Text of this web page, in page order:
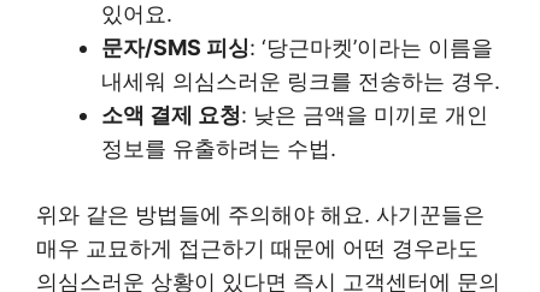
있어요.
문자/SMS 피싱: ‘당근마켓’이라는 이름을
내세워 의심스러운 링크를 전송하는 경우.
소액 결제 요청: 낮은 금액을 미끼로 개인
정보를 유출하려는 수법.
위와 같은 방법들에 주의해야 해요. 사기꾼들은
매우 교묘하게 접근하기 때문에 어떤 경우라도
의심스러운 상황이 있다면 즉시 고객센터에 문의